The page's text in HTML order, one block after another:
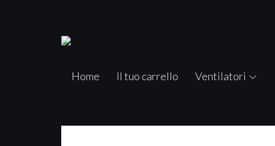
Home Il tuo carrello Ventilatori